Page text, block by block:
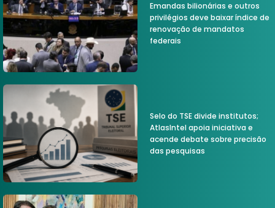
Emandas bilionárias e outros
privilégios deve baixar índice de
renovação de mandatos
federais
Selo do TSE divide institutos;
AtlasIntel apoia iniciativa e
acende debate sobre precisão
das pesquisas